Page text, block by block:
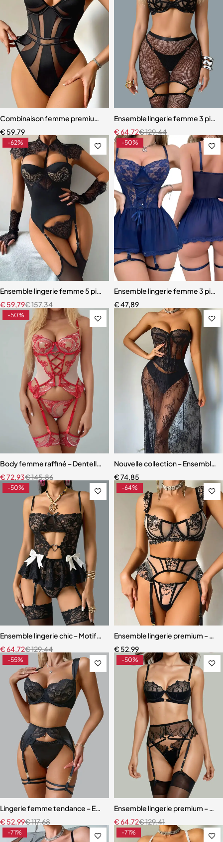
Combinaison femme premium – Design moderne avec effet galbant
€ 59,79
Ensemble lingerie femme 3
€129,44
€64,72
-62%
Ensemble lingerie femme 5 pièces – Dentelle ajourée avec bas
€157,34
€ 59,79
-50%
Ensemble lingerie femme 3
€47,89
-50%
Body femme raffiné – Dentelle, découpes modernes et détails
€145,86
€72,93
Nouvelle collection – Ensemble
€74,85
-50%
Ensemble lingerie chic – Motifs cœur, découpes raffinées et
€129,44
€64,72
-64%
Ensemble lingerie premium –
€ 52,99
-55%
Lingerie femme tendance – Ensemble coordonné en dentelle et
€117,68
€ 52,99
-50%
Ensemble lingerie premium –
€129,41
€64,72
-71% -71%